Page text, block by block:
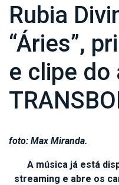
Rubia
“Áries”,
e clipe do
foto: Max Miranda.
A música já está
streaming e abre os